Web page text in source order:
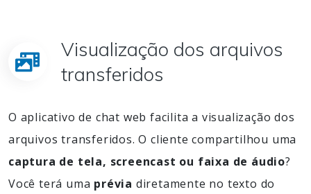
Visualização dos arquivos
transferidos
O aplicativo de chat web facilita a visualização dos
arquivos transferidos. O cliente compartilhou uma
captura de tela, screencast ou faixa de áudio?
Você terá uma prévia diretamente no texto do